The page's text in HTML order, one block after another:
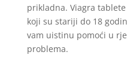
prikladna. Viagra
koji su stariji do 18
vam uistinu pomoći u
problema.